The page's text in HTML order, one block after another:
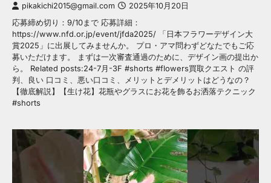
pikakichi2015@gmail.com 2025年10月20日
応募締め切り：9/10まで 応募詳細：
https://www.nfd.or.jp/event/jfda2025/ 「日本フラワーデザイン大
賞2025」に出展してみませんか。 プロ・アマ問わずどなたでもご応
募いただけます。 まずは一次審査通過のために、デザイン画の提出か
ら。 Related posts:24-7月-3F #shorts #flowers買取クエスト の評
判、良い 口コミ、悪い口コミ、メリットとデメリットはどうなの？
【徹底解説】【生け花】花瓶やグラスにお花を飾るお洒落テクニック
#shorts